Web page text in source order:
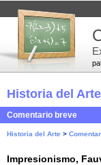
Historia del Arte
Comentario breve
Historia del Arte >
Impresionismo,